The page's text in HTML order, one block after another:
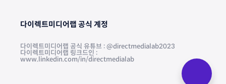
다이렉트미디어랩 공식 계정
다이렉트미디어랩 공식 유튜브 : @directmedialab2023
다이렉트미디어랩 링크드인 :
www.linkedin.com/in/directmedialab